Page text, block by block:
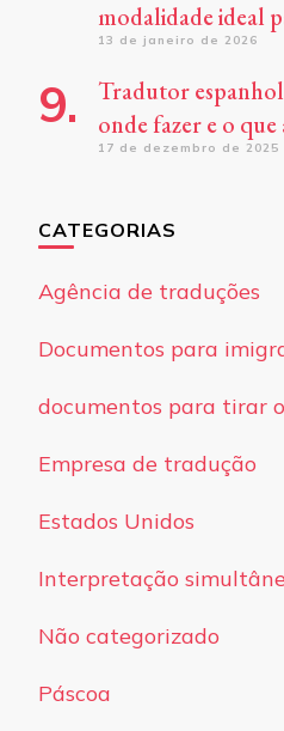
modalidade ideal
13 de janeiro de 2026
Tradutor
onde fazer e o que
17 de dezembro de 2025
CATEGORIAS
Agência de traduções
Documentos para
documentos para tirar
Empresa de tradução
Estados Unidos
Interpretação
Não categorizado
Páscoa